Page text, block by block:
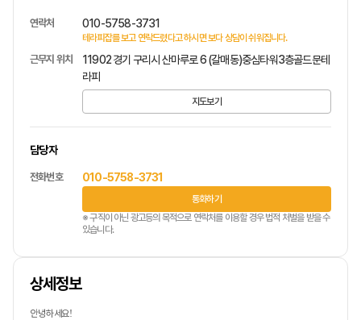
연락처 010-5758-3731
테라피잡를 보고 연락드렸다고 하시면 보다 상담이 쉬워집니다.
근무지 위치
11902 경기 구리시 산마루로 6 (갈매동)중심타워3층골드문테
라피
지도보기
담당자
전화번호 010-5758-3731
통화하기
※ 구직이 아닌 광고등의 목적으로 연락처를 이용할 경우 법적 처벌을 받을 수
있습니다.
상세정보
안녕하세요!